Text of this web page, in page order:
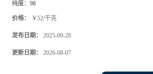
纯度： 98
价格： ￥52/千克
发布日期： 2025-09-28
更新日期： 2026-08-07